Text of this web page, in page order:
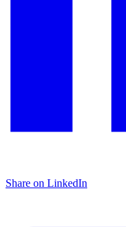
Share on LinkedIn